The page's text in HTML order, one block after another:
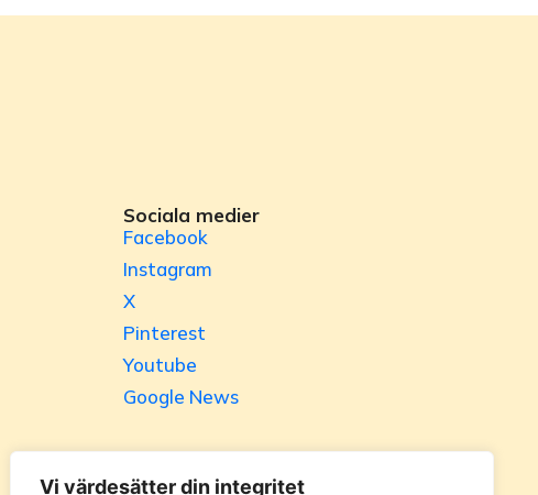
Vi värdesätter din integritet
Sociala medier
Facebook
Instagram
X
Pinterest
Youtube
Google News